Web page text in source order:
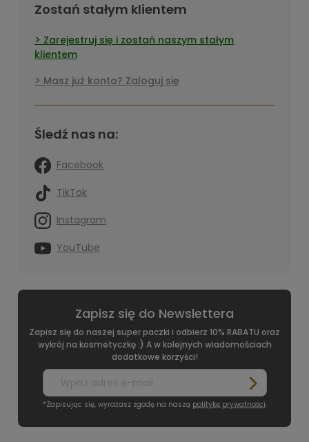
Zostań stałym klientem
Zarejestruj się i zostań naszym stałym
klientem
Masz już konto? Zaloguj się
Śledź nas na:
Facebook
TikTok
Instagram
YouTube
Zapisz się do Newslettera
Zapisz się do naszej super paczki i odbierz 10% RABATU oraz
wykrój na kosmetyczkę :) A w kolejnych wiadomościach
dodatkowe korzyści!
*Zapisując się, wyrażasz zgodę na naszą politykę prywatności.